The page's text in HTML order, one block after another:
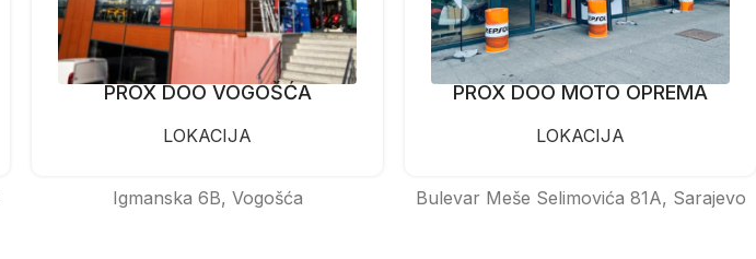
PROX DOO VOGOŠĆA
LOKACIJA
Igmanska 6B, Vogošća
PROX DOO MOTO OPREMA
LOKACIJA
Bulevar Meše Selimovića 81A, Sarajevo